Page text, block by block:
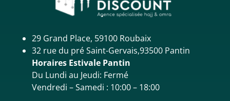
29 Grand Place, 59100 Roubaix
32 rue du pré Saint-Gervais,93500 Pantin
Horaires Estivale Pantin
Du Lundi au Jeudi: Fermé
Vendredi – Samedi : 10:00 – 18:00